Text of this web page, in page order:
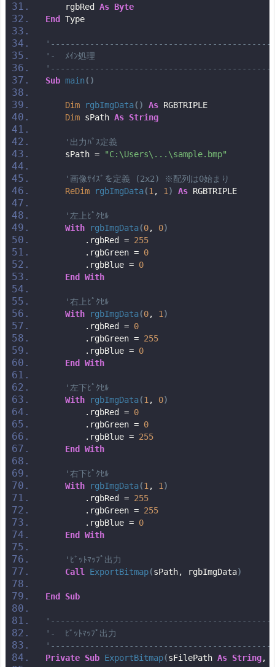
    rgbRed
As Byte
End Type
'-  ﾒｲﾝ処理
Sub main()
Dim rgbImgData() As RGBTRIPLE
Dim sPath As String
'出力ﾊﾟｽ定義
    sPath =
"C:\Users\...\sample.bmp"
'画像ｻｲｽﾞを定義 (2x2) ※配列は0始まり
ReDim
rgbImgData(1 , 1 ) As RGBTRIPLE
'左上ﾋﾟｸｾﾙ
With
rgbImgData(0, 0)
        .rgbRed =
255
        .rgbGreen =
0
        .rgbBlue =
0
End With
'右上ﾋﾟｸｾﾙ
With
rgbImgData(0, 1 )
        .rgbRed =
0
        .rgbGreen =
255
        .rgbBlue =
0
End With
'左下ﾋﾟｸｾﾙ
With
rgbImgData(1 , 0)
        .rgbRed =
0
        .rgbGreen =
0
        .rgbBlue =
255
End With
'右下ﾋﾟｸｾﾙ
With
rgbImgData(1 , 1 )
        .rgbRed =
255
        .rgbGreen =
255
        .rgbBlue =
0
End With
'ﾋﾞｯﾄﾏｯﾌﾟ出力
Call
ExportBitmap(sPath, rgbImgData)
End Sub
'-  ﾋﾞｯﾄﾏｯﾌﾟ出力
Private Sub ExportBitmap(sFilePath As String,